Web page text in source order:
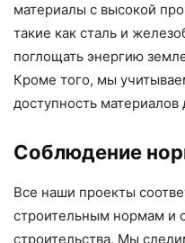
материалы с высокой
такие как сталь и
поглощать энергию
Кроме того, мы
доступность материалов
Соблюдение
Все наши проекты
строительным нормам и
строительства. Мы